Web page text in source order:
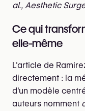
al., Aesthetic
Ce qui
elle-même
L'article de
directement : la
d'un modèle
auteurs nomment